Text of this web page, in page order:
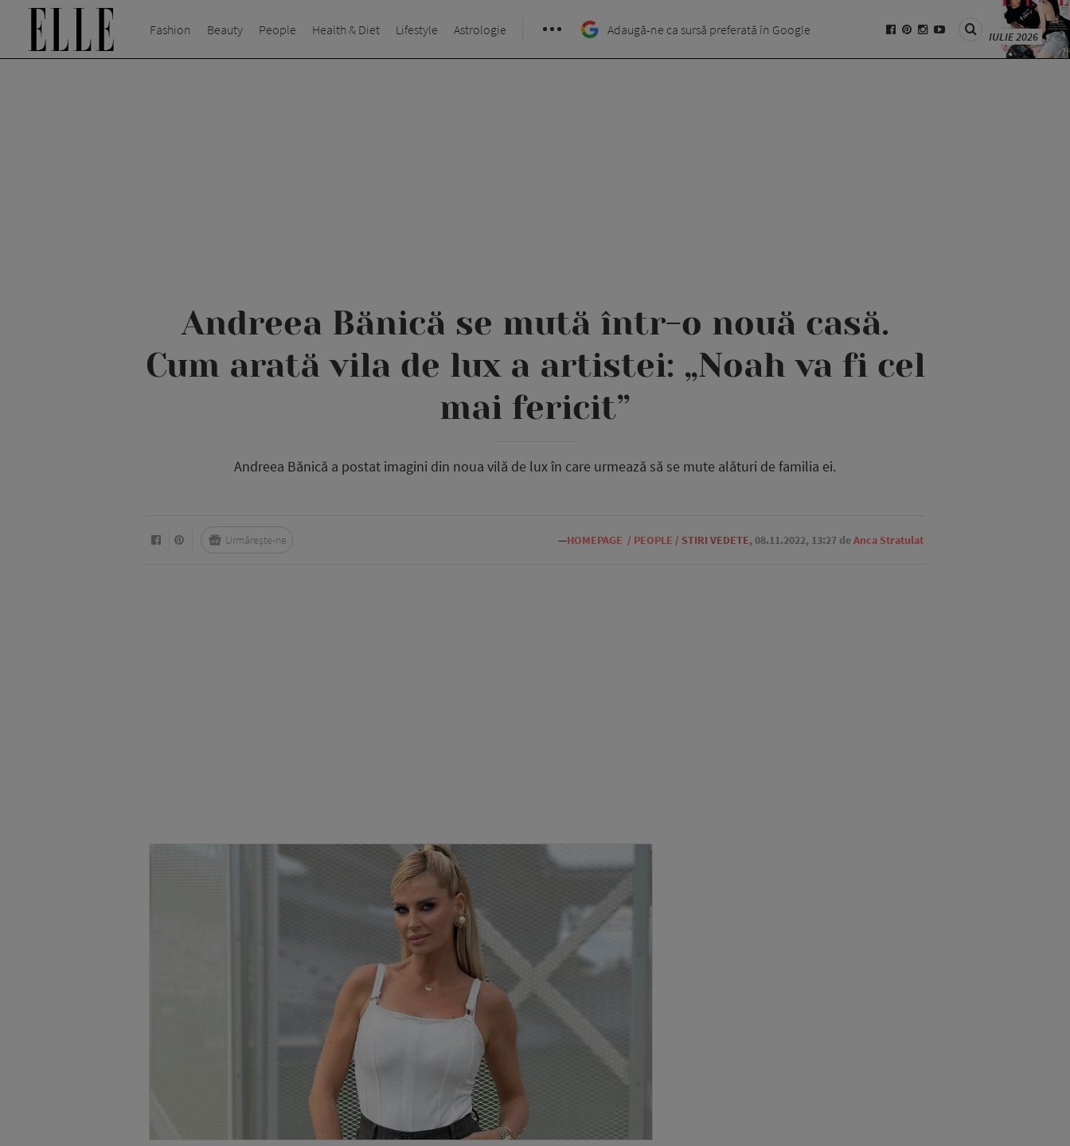
Fashion Beauty People Health & Diet Lifestyle Astrologie Adaugă-ne ca sursă preferată în Google IULIE 2026
Andreea Bănică se mută într-o nouă casă.
Cum arată vila de lux a artistei: „Noah va fi cel
mai fericit”
Andreea Bănică a postat imagini din noua vilă de lux în care urmează să se mute alături de familia ei.
—HOMEPAGE / PEOPLE / STIRI VEDETE,08.11.2022, 13:27 deAnca Stratulat
Urmărește-ne